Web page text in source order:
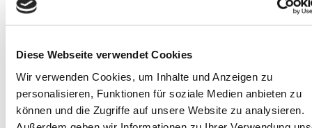
Diese Webseite verwendet Cookies
Wir verwenden Cookies, um Inhalte und Anzeigen zu
personalisieren, Funktionen für soziale Medien anbieten zu
können und die Zugriffe auf unsere Website zu analysieren.
News
Ihr Projekt
Bauherren / Modernisierer
Sie sind hier:
Home
Veröffentlicht
16. März 2026